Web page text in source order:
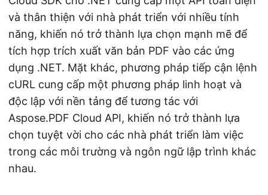
và thân thiện với nhà phát triển với nhiều tính
năng, khiến nó trở thành lựa chọn mạnh mẽ để
tích hợp trích xuất văn bản PDF vào các ứng
dụng .NET. Mặt khác, phương pháp tiếp cận lệnh
cURL cung cấp một phương pháp linh hoạt và
độc lập với nền tảng để tương tác với
Aspose.PDF Cloud API, khiến nó trở thành lựa
chọn tuyệt vời cho các nhà phát triển làm việc
trong các môi trường và ngôn ngữ lập trình khác
nhau.